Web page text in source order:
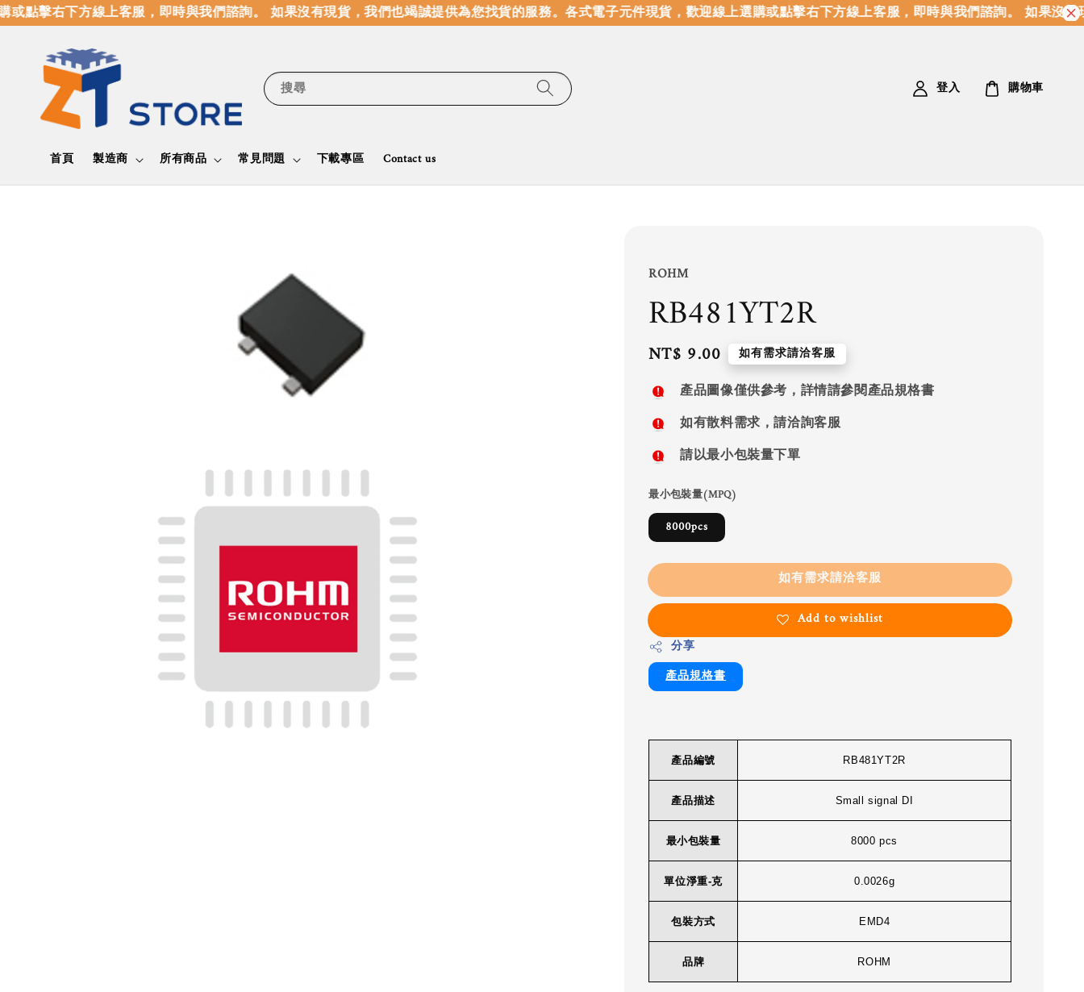
點擊右下方線上客服，即時與我們諮詢。 如果沒有現貨，我們也竭誠提供為您找貨的服務。各式電子元件現貨，歡迎線上選購或點擊右下方線上客服，即時與我們諮詢。 如果沒有
搜尋
首頁 製造商 所有商品 常見問題 下載專區 Contact us
登入 購物車
ROHM
RB481YT2R
Regular
price
NT$ 9.00 如有需求請洽客服
產品圖像僅供參考，詳情請參閱產品規格書
如有散料需求，請洽詢客服
請以最小包裝量下單
最小包裝量(MPQ)
8000pcs
如有需求請洽客服
Add to wishlist
分享
產品規格書
產品編號 RB481YT2R
產品描述 Small signal DI
最小包裝量 8000 pcs
單位淨重-克 0.0026g
包裝方式 EMD4
品牌 ROHM